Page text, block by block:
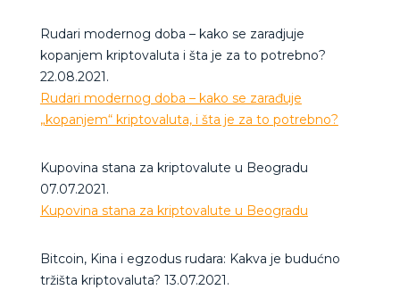
Rudari modernog doba – kako se zaradjuje
kopanjem kriptovaluta i šta je za to potrebno?
22.08.2021.
Rudari modernog doba – kako se zarađuje
„kopanjem“ kriptovaluta, i šta je za to potrebno?
Kupovina stana za kriptovalute u Beogradu
07.07.2021.
Kupovina stana za kriptovalute u Beogradu
Bitcoin, Kina i egzodus rudara: Kakva je budućno
tržišta kriptovaluta? 13.07.2021.